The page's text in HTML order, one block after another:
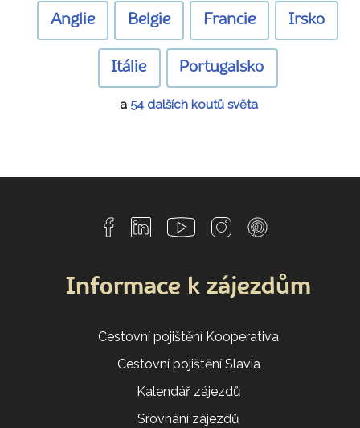
Anglie Belgie Francie Irsko
Itálie Portugalsko
a 54 dalších koutů světa
Informace k zájezdům
Cestovní pojištění Kooperativa
Cestovní pojištění Slavia
Kalendář zájezdů
Srovnání zájezdů